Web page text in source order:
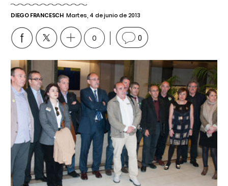
DIEGO FRANCESCH Martes, 4 de junio de 2013
0 0